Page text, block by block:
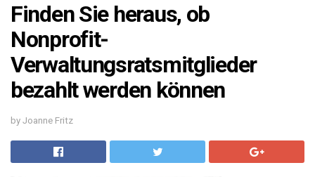
Finden Sie heraus, ob
Nonprofit-
Verwaltungsratsmitglieder
bezahlt werden können
by Joanne Fritz